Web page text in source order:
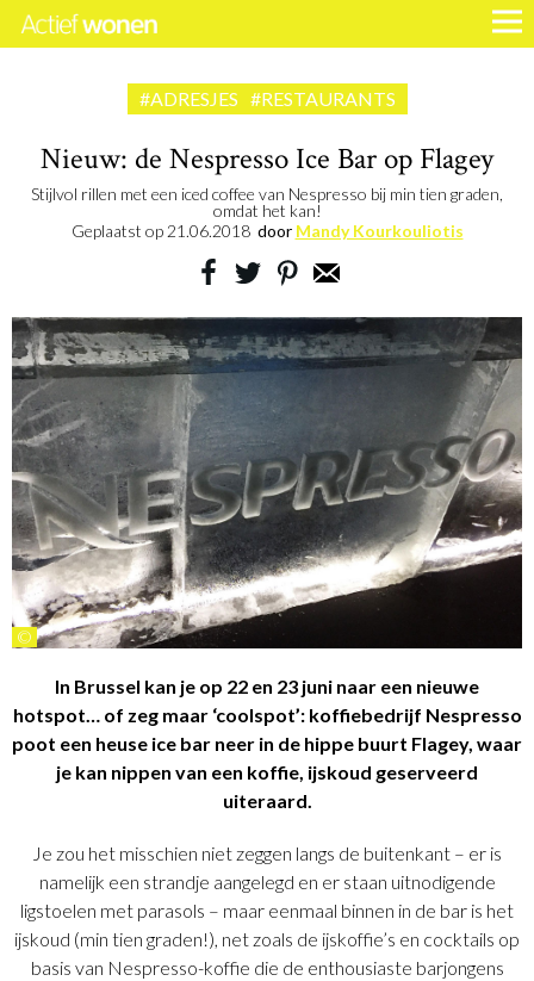
#ADRESJES #RESTAURANTS
Nieuw: de Nespresso Ice Bar op Flagey
Stijlvol rillen met een iced coffee van Nespresso bij min tien graden,
omdat het kan!
Geplaatst op 21.06.2018 door Mandy Kourkouliotis
©
In Brussel kan je op 22 en 23 juni naar een nieuwe
hotspot… of zeg maar ‘coolspot’: koffiebedrijf Nespresso
poot een heuse ice bar neer in de hippe buurt Flagey, waar
je kan nippen van een koffie, ijskoud geserveerd
uiteraard.
Je zou het misschien niet zeggen langs de buitenkant – er is
namelijk een strandje aangelegd en er staan uitnodigende
ligstoelen met parasols – maar eenmaal binnen in de bar is het
ijskoud (min tien graden!), net zoals de ijskoffie’s en cocktails op
basis van Nespresso-koffie die de enthousiaste barjongens